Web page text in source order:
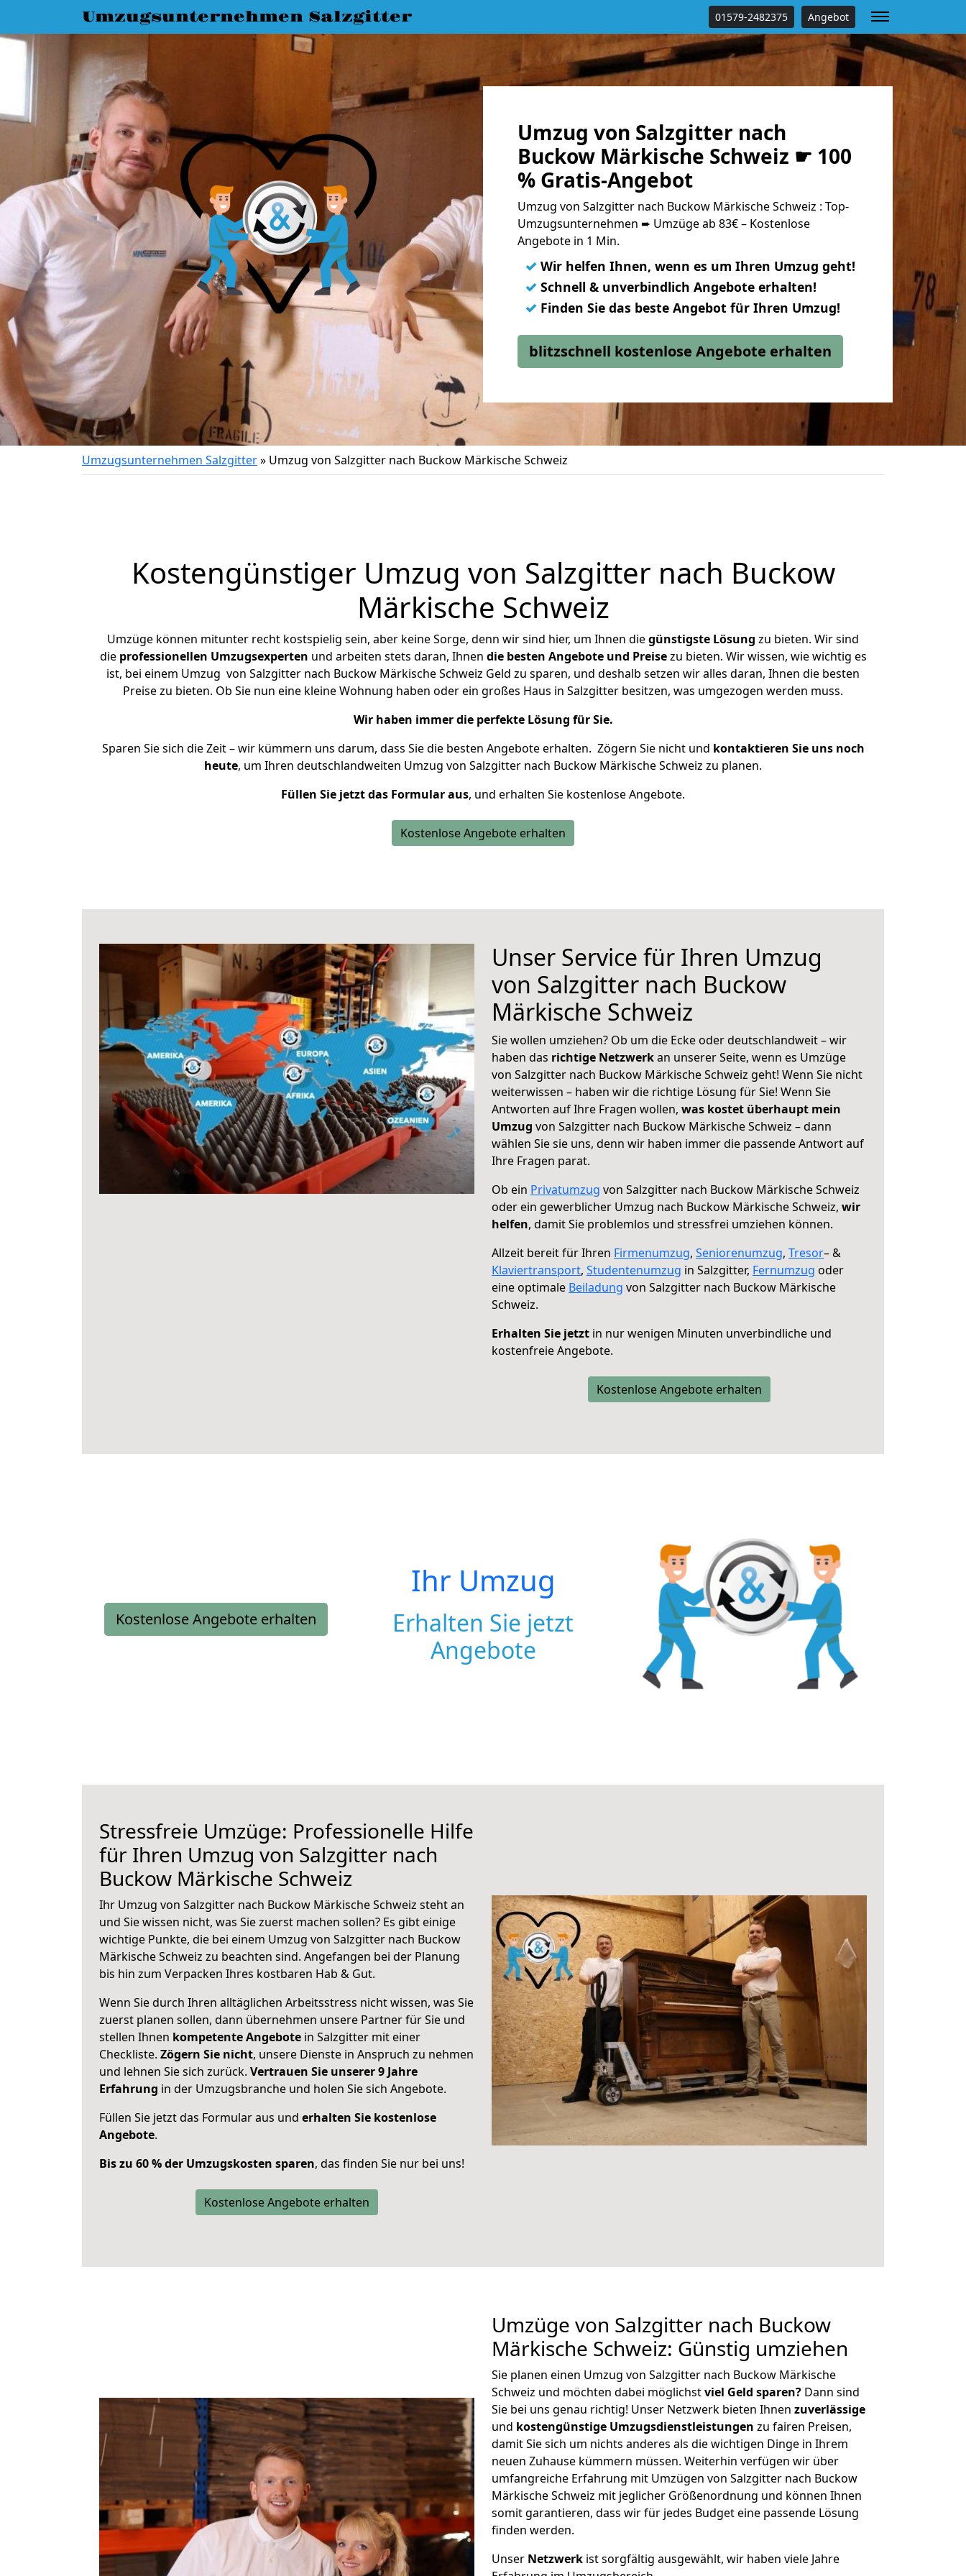
Umzugsunternehmen Salzgitter 01579-2482375 Angebot
Umzug von Salzgitter nach
Buckow Märkische Schweiz ☛ 100
% Gratis-Angebot
Umzug von Salzgitter nach Buckow Märkische Schweiz : Top-
Umzugsunternehmen ➨ Umzüge ab 83€ – Kostenlose
Angebote in 1 Min.
✓ Wir helfen Ihnen, wenn es um Ihren Umzug geht!
✓ Schnell & unverbindlich Angebote erhalten!
✓ Finden Sie das beste Angebot für Ihren Umzug!
blitzschnell kostenlose Angebote erhalten
Umzugsunternehmen Salzgitter» Umzug von Salzgitter nach Buckow Märkische Schweiz
Kostengünstiger Umzug von Salzgitter nach Buckow
Märkische Schweiz
Umzüge können mitunter recht kostspielig sein, aber keine Sorge, denn wir sind hier, um Ihnen diegünstigste Lösung zu bieten. Wir sind
die professionellen Umzugsexperten und arbeiten stets daran, Ihnen die besten Angebote und Preisezu bieten. Wir wissen, wie wichtig es
ist, bei einem Umzug von Salzgitter nach Buckow Märkische Schweiz Geld zu sparen, und deshalb setzen wir alles daran, Ihnen die besten
Preise zu bieten. Ob Sie nun eine kleine Wohnung haben oder ein großes Haus in Salzgitter besitzen, was umgezogen werden muss.
Wir haben immer die perfekte Lösung für Sie.
Sparen Sie sich die Zeit – wir kümmern uns darum, dass Sie die besten Angebote erhalten. Zögern Sie nicht und kontaktieren Sie uns noch
heute, um Ihren deutschlandweiten Umzug von Salzgitter nach Buckow Märkische Schweiz zu planen.
Füllen Sie jetzt das Formular aus, und erhalten Sie kostenlose Angebote.
Kostenlose Angebote erhalten
Unser Service für Ihren Umzug
von Salzgitter nach Buckow
Märkische Schweiz
Sie wollen umziehen? Ob um die Ecke oder deutschlandweit – wir
haben das richtige Netzwerkan unserer Seite, wenn es Umzüge
von Salzgitter nach Buckow Märkische Schweiz geht! Wenn Sie nicht
weiterwissen – haben wir die richtige Lösung für Sie! Wenn Sie
Antworten auf Ihre Fragen wollen, was kostet überhaupt mein
Umzug von Salzgitter nach Buckow Märkische Schweiz – dann
wählen Sie sie uns, denn wir haben immer die passende Antwort auf
Ihre Fragen parat.
Ob ein Privatumzug von Salzgitter nach Buckow Märkische Schweiz
oder ein gewerblicher Umzug nach Buckow Märkische Schweiz, wir
helfen, damit Sie problemlos und stressfrei umziehen können.
Allzeit bereit für Ihren Firmenumzug, Seniorenumzug, Tresor– &
Klaviertransport, Studentenumzug in Salzgitter, Fernumzug oder
eine optimale Beiladung von Salzgitter nach Buckow Märkische
Schweiz.
Erhalten Sie jetzt in nur wenigen Minuten unverbindliche und
kostenfreie Angebote.
Kostenlose Angebote erhalten
Kostenlose Angebote erhalten
Ihr Umzug
Erhalten Sie jetzt
Angebote
Stressfreie Umzüge: Professionelle Hilfe
für Ihren Umzug von Salzgitter nach
Buckow Märkische Schweiz
Ihr Umzug von Salzgitter nach Buckow Märkische Schweiz steht an
und Sie wissen nicht, was Sie zuerst machen sollen? Es gibt einige
wichtige Punkte, die bei einem Umzug von Salzgitter nach Buckow
Märkische Schweiz zu beachten sind. Angefangen bei der Planung
bis hin zum Verpacken Ihres kostbaren Hab & Gut.
Wenn Sie durch Ihren alltäglichen Arbeitsstress nicht wissen, was Sie
zuerst planen sollen, dann übernehmen unsere Partner für Sie und
stellen Ihnen kompetente Angebote in Salzgitter mit einer
Checkliste. Zögern Sie nicht, unsere Dienste in Anspruch zu nehmen
und lehnen Sie sich zurück. Vertrauen Sie unserer 9 Jahre
Erfahrung in der Umzugsbranche und holen Sie sich Angebote.
Füllen Sie jetzt das Formular aus und erhalten Sie kostenlose
Angebote.
Bis zu 60 % der Umzugskosten sparen, das finden Sie nur bei uns!
Kostenlose Angebote erhalten
Umzüge von Salzgitter nach Buckow
Märkische Schweiz: Günstig umziehen
Sie planen einen Umzug von Salzgitter nach Buckow Märkische
Schweiz und möchten dabei möglichstviel Geld sparen? Dann sind
Sie bei uns genau richtig! Unser Netzwerk bieten Ihnen zuverlässige
und kostengünstige Umzugsdienstleistungen zu fairen Preisen,
damit Sie sich um nichts anderes als die wichtigen Dinge in Ihrem
neuen Zuhause kümmern müssen. Weiterhin verfügen wir über
umfangreiche Erfahrung mit Umzügen von Salzgitter nach Buckow
Märkische Schweiz mit jeglicher Größenordnung und können Ihnen
somit garantieren, dass wir für jedes Budget eine passende Lösung
finden werden.
Unser Netzwerk ist sorgfältig ausgewählt, wir haben viele Jahre